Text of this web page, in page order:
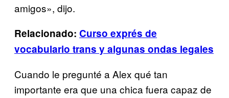
amigos», dijo.
Relacionado: Curso exprés de
vocabulario trans y algunas ondas legales
Cuando le pregunté a Alex qué tan
importante era que una chica fuera capaz de